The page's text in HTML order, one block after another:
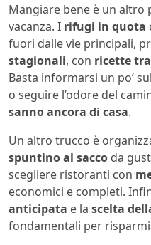
Mangiare bene è un
vacanza. I rifugi in quota
fuori dalle vie principali,
stagionali, con ricette
Basta informarsi un po’
o seguire l’odore del
sanno ancora di casa.
Un altro trucco è
spuntino al sacco da
scegliere ristoranti con
economici e completi.
anticipata e la scelta
fondamentali per